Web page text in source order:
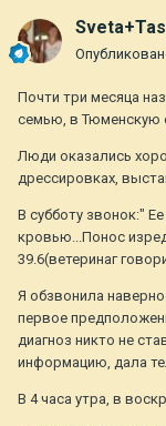
Почти три месяца
семью, в Тюменскую
Люди оказались
дрессировках,
В субботу звонок:"
кровью...Понос
39.6(ветеринаг
Я обзвонила
первое
диагноз никто не
информацию, дала
В 4 часа утра, в